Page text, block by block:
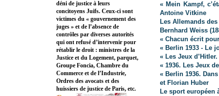
« Mein Kampf,
Antoine Vitkine
Les Allemands
Bernhard Weiss
« Chacun écrit
« Berlin 1933 - Le
« Les Jeux
« 1936. Les Jeux
« Berlin 1936.
et Florian Huber
Le sport européen
déni de justice à leurs
concitoyens Juifs. Ceux-ci sont
victimes du « gouvernement des
juges » et de l’absence de
contrôles par diverses autorités
qui ont refusé d’intervenir pour
rétablir le droit : ministres de la
Justice et du Logement, parquet,
Groupe Foncia, Chambre du
Commerce et de l’Industrie,
Ordres des avocats et des
huissiers de justice de Paris, etc.